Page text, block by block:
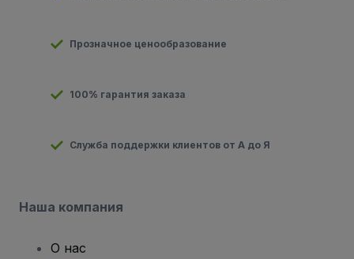
Прозначное ценообразование
100% гарантия заказа
Служба поддержки клиентов от А до Я
Наша компания
О нас